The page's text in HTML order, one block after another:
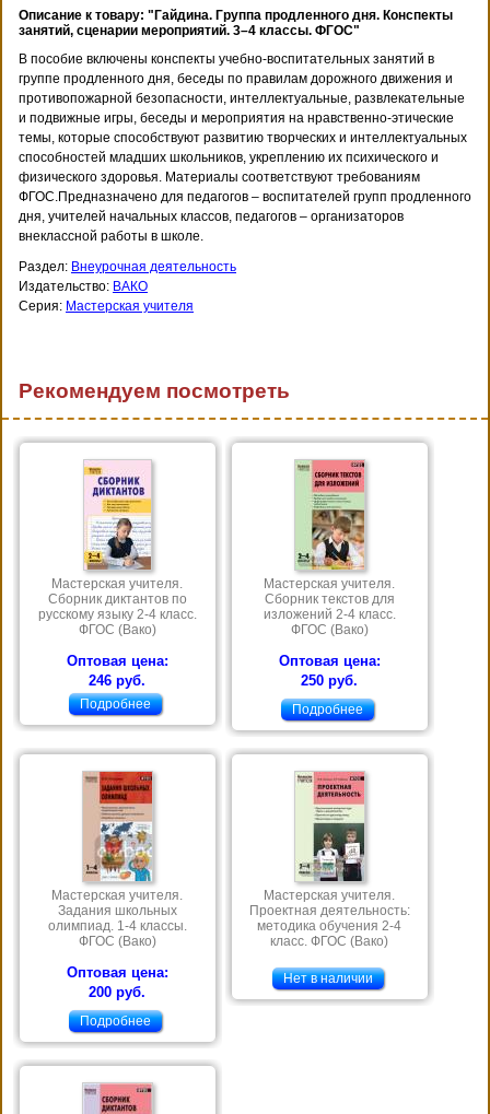
Описание к товару: "Гайдина. Группа продленного дня. Конспекты
занятий, сценарии мероприятий. 3–4 классы. ФГОС"
В пособие включены конспекты учебно-воспитательных занятий в
группе продленного дня, беседы по правилам дорожного движения и
противопожарной безопасности, интеллектуальные, развлекательные
и подвижные игры, беседы и мероприятия на нравственно-этические
темы, которые способствуют развитию творческих и интеллектуальных
способностей младших школьников, укреплению их психического и
физического здоровья. Материалы соответствуют требованиям
ФГОС.Предназначено для педагогов – воспитателей групп продленного
дня, учителей начальных классов, педагогов – организаторов
внеклассной работы в школе.
Раздел: Внеурочная деятельность
Издательство: ВАКО
Серия: Мастерская учителя
Рекомендуем посмотреть
Мастерская учителя.
Сборник диктантов по
русскому языку 2-4 класс.
ФГОС (Вако)
Оптовая цена:
246 руб.
Подробнее
Мастерская учителя.
Сборник текстов для
изложений 2-4 класс.
ФГОС (Вако)
Оптовая цена:
250 руб.
Подробнее
Мастерская учителя.
Задания школьных
олимпиад. 1-4 классы.
ФГОС (Вако)
Оптовая цена:
200 руб.
Подробнее
Мастерская учителя.
Проектная деятельность:
методика обучения 2-4
класс. ФГОС (Вако)
Нет в наличии